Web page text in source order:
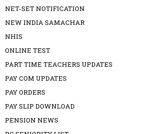
NET-SET NOTIFICATION
NEW INDIA SAMACHAR
NHIS
ONLINE TEST
PART TIME TEACHERS UPDATES
PAY COM UPDATES
PAY ORDERS
PAY SLIP DOWNLOAD
PENSION NEWS